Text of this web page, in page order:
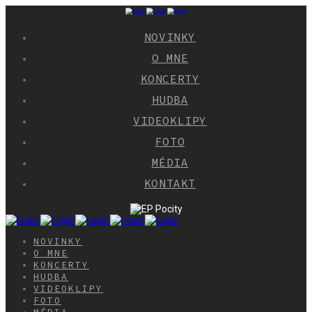
NOVINKY
O MNE
KONCERTY
HUDBA
VIDEOKLIPY
FOTO
MÉDIA
KONTAKT
NOVINKY
O MNE
KONCERTY
HUDBA
VIDEOKLIPY
FOTO